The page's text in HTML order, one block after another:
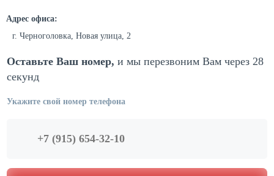
Адрес офиса:
г. Черноголовка, Новая улица, 2
Оставьте Ваш номер, и мы перезвоним Вам через 28
секунд
Укажите свой номер телефона